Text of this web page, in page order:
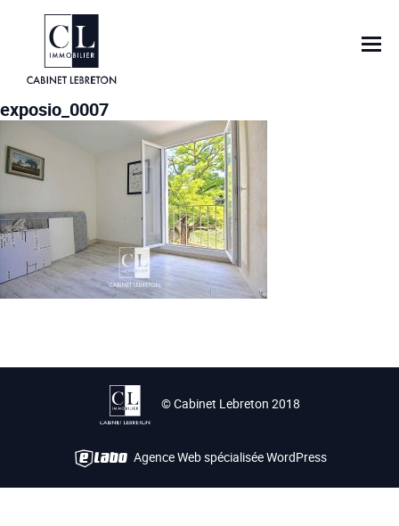
exposio_0007
© Cabinet Lebreton 2018
Agence Web spécialisée WordPress